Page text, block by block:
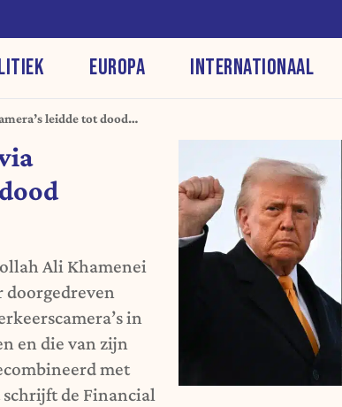
EUROPA INTERNATIONAAL
leidde tot dood
Ali Khamenei
in
en die van zijn
met
de Financial